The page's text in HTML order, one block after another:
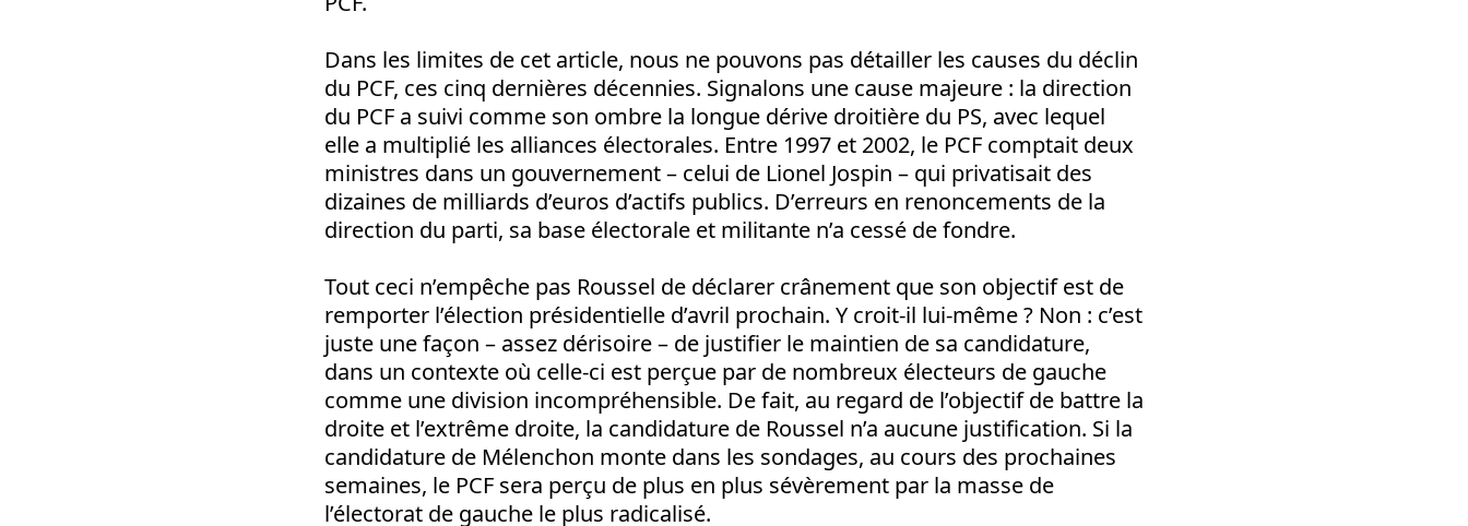
Dans les limites de cet article, nous ne pouvons pas détailler les causes du déclin
du PCF, ces cinq dernières décennies. Signalons une cause majeure : la direction
du PCF a suivi comme son ombre la longue dérive droitière du PS, avec lequel
elle a multiplié les alliances électorales. Entre 1997 et 2002, le PCF comptait deux
ministres dans un gouvernement – celui de Lionel Jospin – qui privatisait des
dizaines de milliards d’euros d’actifs publics. D’erreurs en renoncements de la
direction du parti, sa base électorale et militante n’a cessé de fondre.
Tout ceci n’empêche pas Roussel de déclarer crânement que son objectif est de
remporter l’élection présidentielle d’avril prochain. Y croit-il lui-même ? Non : c’est
juste une façon – assez dérisoire – de justifier le maintien de sa candidature,
dans un contexte où celle-ci est perçue par de nombreux électeurs de gauche
comme une division incompréhensible. De fait, au regard de l’objectif de battre la
droite et l’extrême droite, la candidature de Roussel n’a aucune justification. Si la
candidature de Mélenchon monte dans les sondages, au cours des prochaines
semaines, le PCF sera perçu de plus en plus sévèrement par la masse de
l’électorat de gauche le plus radicalisé.